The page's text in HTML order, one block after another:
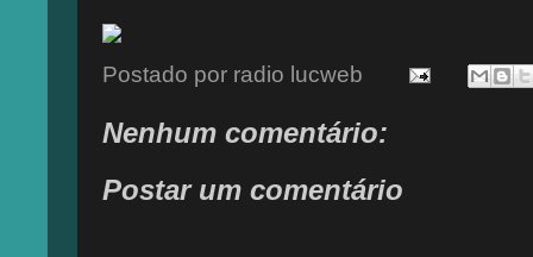
Postado por radio lucweb
Nenhum comentário:
Postar um comentário